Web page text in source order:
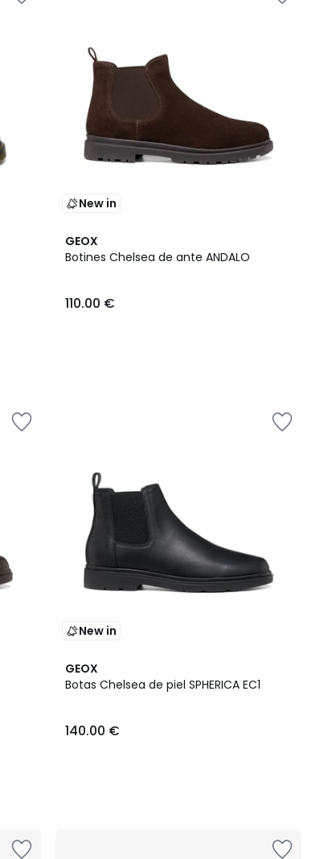
New in
GEOX
Botines Chelsea de ante ANDALO
110.00 €
New in
GEOX
Botas Chelsea de piel SPHERICA EC1
140.00 €